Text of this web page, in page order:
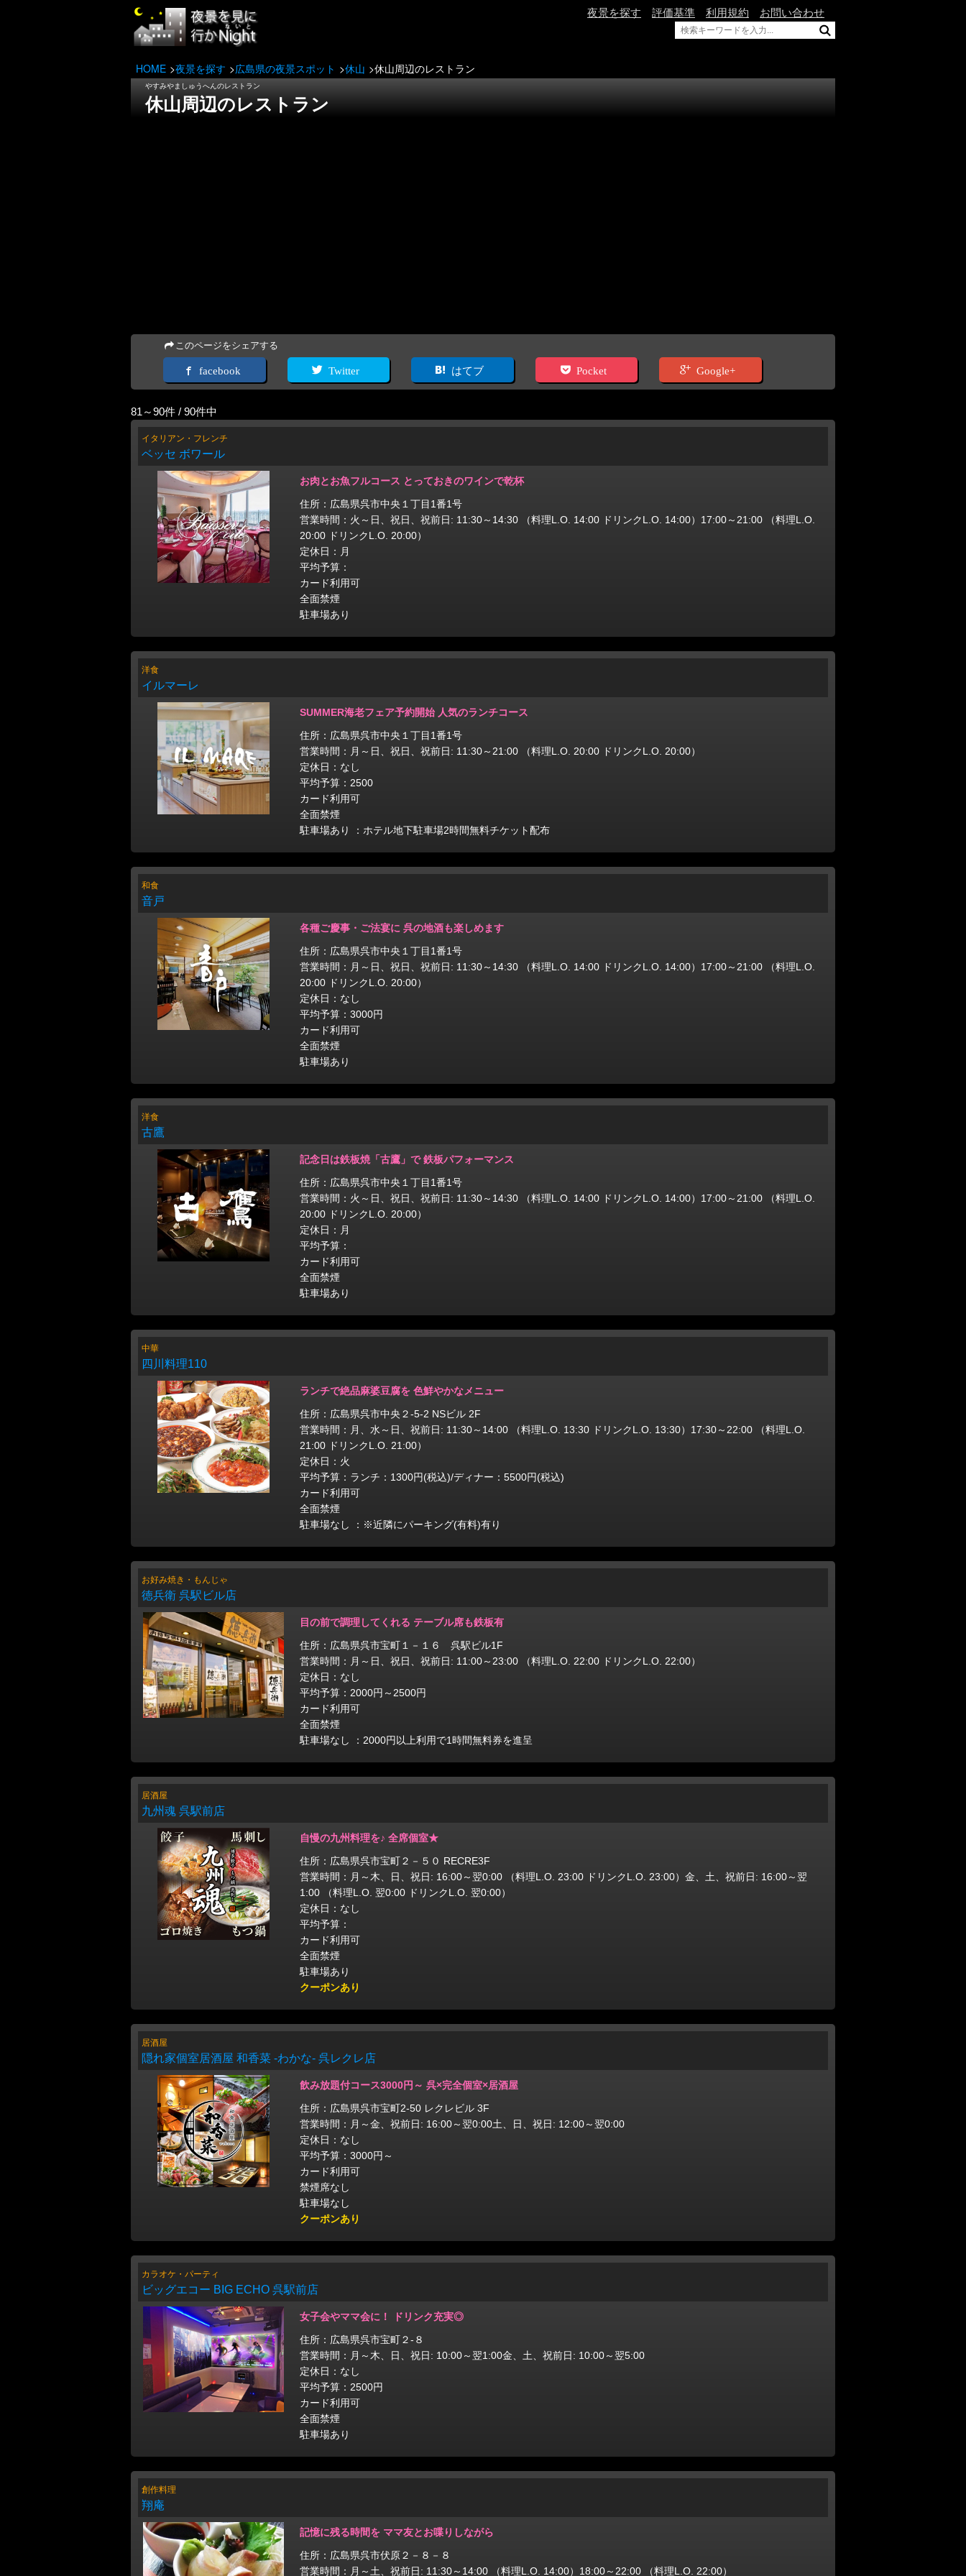
夜景を探す 評価基準 利用規約 お問い合わせ
HOME 夜景を探す 広島県の夜景スポット 休山 休山周辺のレストラン
やすみやましゅうへんのレストラン
休山周辺のレストラン
このページをシェアする
facebook Twitter はてブ Pocket Google+
81～90件 / 90件中
イタリアン・フレンチ
ベッセ ボワール
お肉とお魚フルコース とっておきのワインで乾杯
住所：広島県呉市中央１丁目1番1号
営業時間：火～日、祝日、祝前日: 11:30～14:30 （料理L.O. 14:00 ドリンクL.O. 14:00）17:00～21:00 （料理L.O.
20:00 ドリンクL.O. 20:00）
定休日：月
平均予算：
カード利用可
全面禁煙
駐車場あり
洋食
イルマーレ
SUMMER海老フェア予約開始 人気のランチコース
住所：広島県呉市中央１丁目1番1号
営業時間：月～日、祝日、祝前日: 11:30～21:00 （料理L.O. 20:00 ドリンクL.O. 20:00）
定休日：なし
平均予算：2500
カード利用可
全面禁煙
駐車場あり ：ホテル地下駐車場2時間無料チケット配布
和食
音戸
各種ご慶事・ご法宴に 呉の地酒も楽しめます
住所：広島県呉市中央１丁目1番1号
営業時間：月～日、祝日、祝前日: 11:30～14:30 （料理L.O. 14:00 ドリンクL.O. 14:00）17:00～21:00 （料理L.O.
20:00 ドリンクL.O. 20:00）
定休日：なし
平均予算：3000円
カード利用可
全面禁煙
駐車場あり
洋食
古鷹
記念日は鉄板焼「古鷹」で 鉄板パフォーマンス
住所：広島県呉市中央１丁目1番1号
営業時間：火～日、祝日、祝前日: 11:30～14:30 （料理L.O. 14:00 ドリンクL.O. 14:00）17:00～21:00 （料理L.O.
20:00 ドリンクL.O. 20:00）
定休日：月
平均予算：
カード利用可
全面禁煙
駐車場あり
中華
四川料理110
ランチで絶品麻婆豆腐を 色鮮やかなメニュー
住所：広島県呉市中央２-5-2 NSビル 2F
営業時間：月、水～日、祝前日: 11:30～14:00 （料理L.O. 13:30 ドリンクL.O. 13:30）17:30～22:00 （料理L.O.
21:00 ドリンクL.O. 21:00）
定休日：火
平均予算：ランチ：1300円(税込)/ディナー：5500円(税込)
カード利用可
全面禁煙
駐車場なし ：※近隣にパーキング(有料)有り
お好み焼き・もんじゃ
徳兵衛 呉駅ビル店
目の前で調理してくれる テーブル席も鉄板有
住所：広島県呉市宝町１－１６ 呉駅ビル1F
営業時間：月～日、祝日、祝前日: 11:00～23:00 （料理L.O. 22:00 ドリンクL.O. 22:00）
定休日：なし
平均予算：2000円～2500円
カード利用可
全面禁煙
駐車場なし ：2000円以上利用で1時間無料券を進呈
居酒屋
九州魂 呉駅前店
自慢の九州料理を♪ 全席個室★
住所：広島県呉市宝町２－５０ RECRE3F
営業時間：月～木、日、祝日: 16:00～翌0:00 （料理L.O. 23:00 ドリンクL.O. 23:00）金、土、祝前日: 16:00～翌
1:00 （料理L.O. 翌0:00 ドリンクL.O. 翌0:00）
定休日：なし
平均予算：
カード利用可
全面禁煙
駐車場あり
クーポンあり
居酒屋
隠れ家個室居酒屋 和香菜 -わかな- 呉レクレ店
飲み放題付コース3000円～ 呉×完全個室×居酒屋
住所：広島県呉市宝町2-50 レクレビル 3F
営業時間：月～金、祝前日: 16:00～翌0:00土、日、祝日: 12:00～翌0:00
定休日：なし
平均予算：3000円～
カード利用可
禁煙席なし
駐車場なし
クーポンあり
カラオケ・パーティ
ビッグエコー BIG ECHO 呉駅前店
女子会やママ会に！ ドリンク充実◎
住所：広島県呉市宝町２‐８
営業時間：月～木、日、祝日: 10:00～翌1:00金、土、祝前日: 10:00～翌5:00
定休日：なし
平均予算：2500円
カード利用可
全面禁煙
駐車場あり
創作料理
翔庵
記憶に残る時間を ママ友とお喋りしながら
住所：広島県呉市伏原２－８－８
営業時間：月～土、祝前日: 11:30～14:00 （料理L.O. 14:00）18:00～22:00 （料理L.O. 22:00）